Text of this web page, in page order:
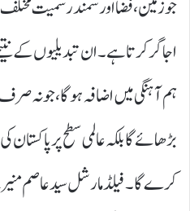
جو زمین، فضا اور سمندر سمیت
اجاگر کرتا ہے۔ ان تبدیلیوں کے
ہم آہنگی میں اضافہ ہوگا، جو نہ
بڑھائے گا بلکہ عالمی سطح پر
کرے گا۔ فیلڈ مارشل سید عاصم